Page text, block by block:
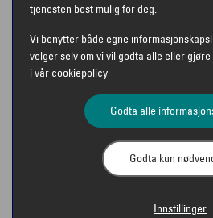
tjenesten best mulig for deg.
Vi benytter både egne
velger selv om vi vil godta alle eller
i vår cookiepolicy
Godta alle
Godta kun
Innstillinger